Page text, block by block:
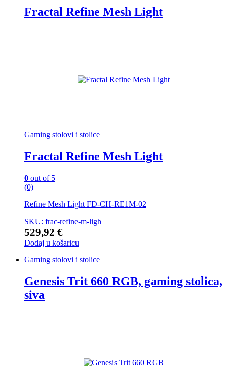
Fractal Refine Mesh Light
Gaming stolovi i stolice
Fractal Refine Mesh Light
0 out of 5
(0)
Refine Mesh Light FD-CH-RE1M-02
SKU: frac-refine-m-ligh
529,92 €
Dodaj u košaricu
Gaming stolovi i stolice
Genesis Trit 660 RGB, gaming stolica,
siva